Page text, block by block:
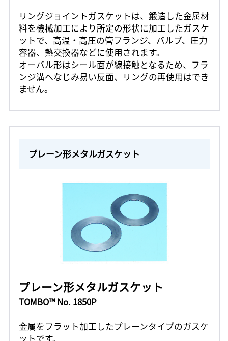
リングジョイントガスケットは、鍛造した金属材
料を機械加工により所定の形状に加工したガスケ
ットで、高温・高圧の管フランジ、バルブ、圧力
容器、熱交換器などに使用されます。
オーバル形はシール面が線接触となるため、フラ
ンジ溝へなじみ易い反面、リングの再使用はでき
ません。
プレーン形メタルガスケット
プレーン形メタルガスケット
TOMBO™ No. 1850P
金属をフラット加工したプレーンタイプのガスケ
ットです。